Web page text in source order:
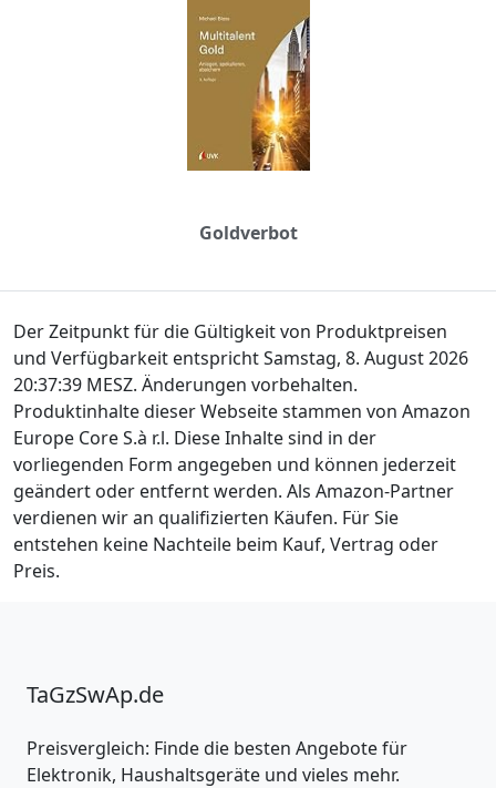
Goldverbot
Der Zeitpunkt für die Gültigkeit von Produktpreisen
und Verfügbarkeit entspricht Samstag, 8. August 2026
20:37:39 MESZ. Änderungen vorbehalten.
Produktinhalte dieser Webseite stammen von Amazon
Europe Core S.à r.l. Diese Inhalte sind in der
vorliegenden Form angegeben und können jederzeit
geändert oder entfernt werden. Als Amazon-Partner
verdienen wir an qualifizierten Käufen. Für Sie
entstehen keine Nachteile beim Kauf, Vertrag oder
Preis.
TaGzSwAp.de
Preisvergleich: Finde die besten Angebote für
Elektronik, Haushaltsgeräte und vieles mehr.